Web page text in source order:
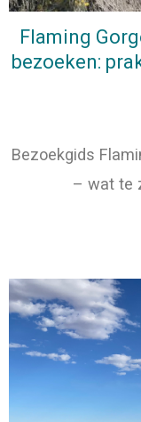
Flaming
bezoeken:
Bezoekgids
– wat te